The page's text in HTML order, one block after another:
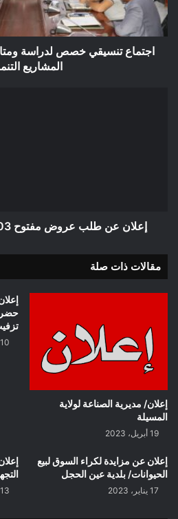
إنجاز
مختلف
المشاريع
التنموية
اجتماع تنسيقي خصص لدراسة
المشاريع
إعلان عن طلب عروض مفتوح 2022/03 بلدية بوسعادة
مقالات ذات صلة
إعلان/ مديرية الصناعة لولاية
المسيلة
19 أبريل، 2023
10 يوليو، 2023
إعلان عن مزايدة لكراء السوق لبيع
الحيوانات/ بلدية عين الحجل
17 يناير، 2023 13 فبراير، 2023